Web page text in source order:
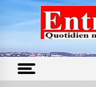
content